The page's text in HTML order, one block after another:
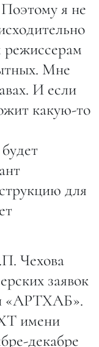
я не
Мне
И если
какую-то
для
Чехова
заявок
«АРТХАБ».
имени
декабре